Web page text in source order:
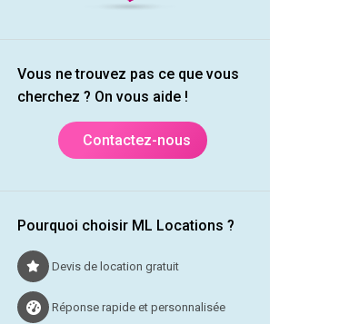
Vous ne trouvez pas ce que vous
cherchez ? On vous aide !
Contactez-nous
Pourquoi choisir ML Locations ?
Devis de location gratuit
Réponse rapide et personnalisée